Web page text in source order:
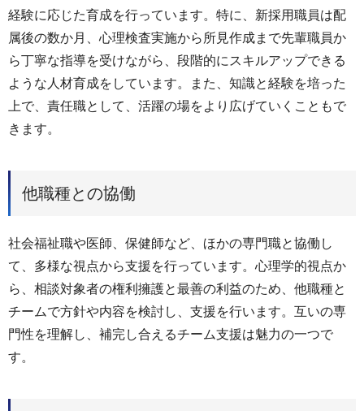
経験に応じた育成を行っています。特に、新採用職員は配
属後の数か月、心理検査実施から所見作成まで先輩職員か
ら丁寧な指導を受けながら、段階的にスキルアップできる
ような人材育成をしています。また、知識と経験を培った
上で、責任職として、活躍の場をより広げていくこともで
きます。
他職種との協働
社会福祉職や医師、保健師など、ほかの専門職と協働し
て、多様な視点から支援を行っています。心理学的視点か
ら、相談対象者の権利擁護と最善の利益のため、他職種と
チームで方針や内容を検討し、支援を行います。互いの専
門性を理解し、補完し合えるチーム支援は魅力の一つで
す。